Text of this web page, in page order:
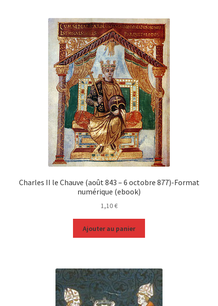
Charles II le Chauve (août 843 – 6 octobre 877)-Format
numérique (ebook)
1,10€
Ajouter au panier